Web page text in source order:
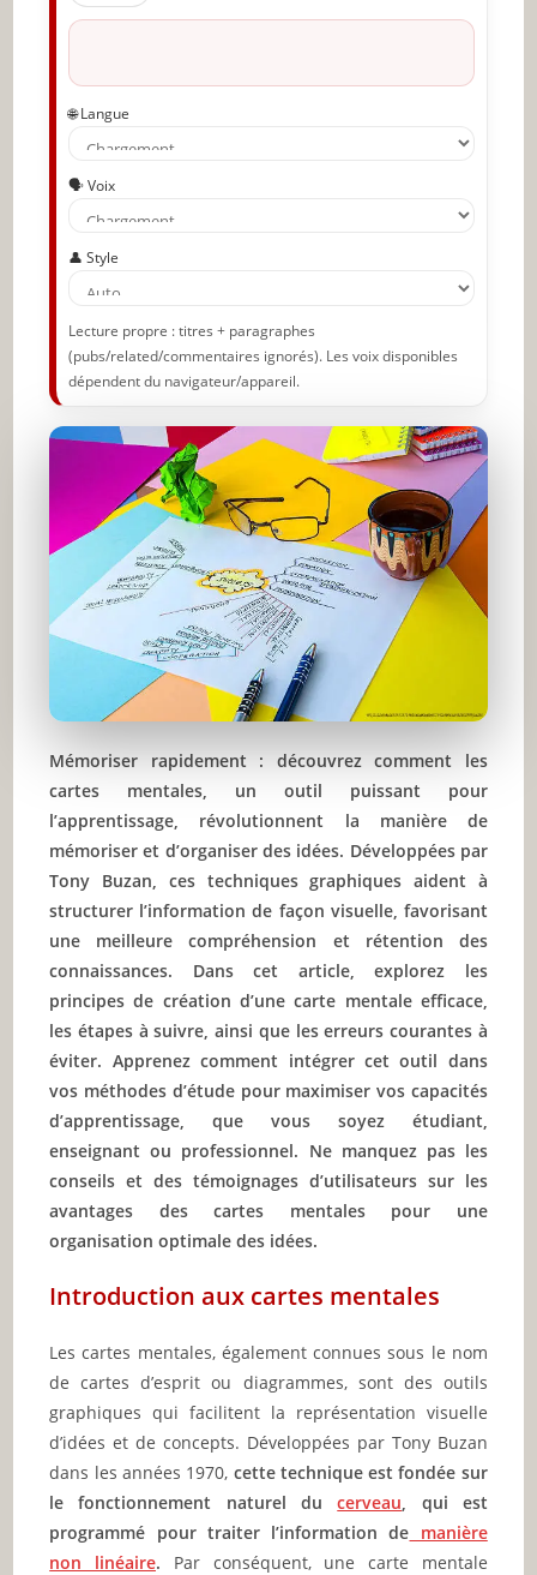
🌐 Langue
🗣️ Voix
👤 Style
Lecture propre : titres + paragraphes
(pubs/related/commentaires ignorés). Les voix disponibles
dépendent du navigateur/appareil.
Mémoriser rapidement : découvrez comment les
cartes mentales, un outil puissant pour
l’apprentissage, révolutionnent la manière de
mémoriser et d’organiser des idées. Développées par
Tony Buzan, ces techniques graphiques aident à
structurer l’information de façon visuelle, favorisant
une meilleure compréhension et rétention des
connaissances. Dans cet article, explorez les
principes de création d’une carte mentale efficace,
les étapes à suivre, ainsi que les erreurs courantes à
éviter. Apprenez comment intégrer cet outil dans
vos méthodes d’étude pour maximiser vos capacités
d’apprentissage, que vous soyez étudiant,
enseignant ou professionnel. Ne manquez pas les
conseils et des témoignages d’utilisateurs sur les
avantages des cartes mentales pour une
organisation optimale des idées.
Introduction aux cartes mentales
Les cartes mentales, également connues sous le nom
de cartes d’esprit ou diagrammes, sont des outils
graphiques qui facilitent la représentation visuelle
d’idées et de concepts. Développées par Tony Buzan
dans les années 1970, cette technique est fondée sur
le fonctionnement naturel ducerveau , qui est
programmé pour traiter l’information de manière
non linéaire. Par conséquent, une carte mentale